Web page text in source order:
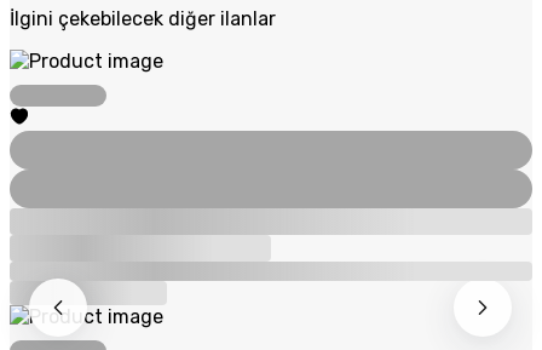
İlgini çekebilecek diğer ilanlar